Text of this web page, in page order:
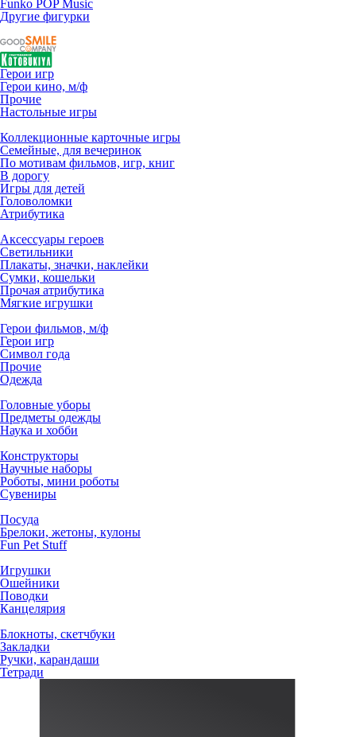
Funko POP Music
Другие фигурки
Герои игр
Герои кино, м/ф
Прочие
Настольные игры
Коллекционные карточные игры
Семейные, для вечеринок
По мотивам фильмов, игр, книг
В дорогу
Игры для детей
Головоломки
Атрибутика
Аксессуары героев
Светильники
Плакаты, значки, наклейки
Сумки, кошельки
Прочая атрибутика
Мягкие игрушки
Герои фильмов, м/ф
Герои игр
Символ года
Прочие
Одежда
Головные уборы
Предметы одежды
Наука и хобби
Конструкторы
Научные наборы
Роботы, мини роботы
Сувениры
Посуда
Брелоки, жетоны, кулоны
Fun Pet Stuff
Игрушки
Ошейники
Поводки
Канцелярия
Блокноты, скетчбуки
Закладки
Ручки, карандаши
Тетради